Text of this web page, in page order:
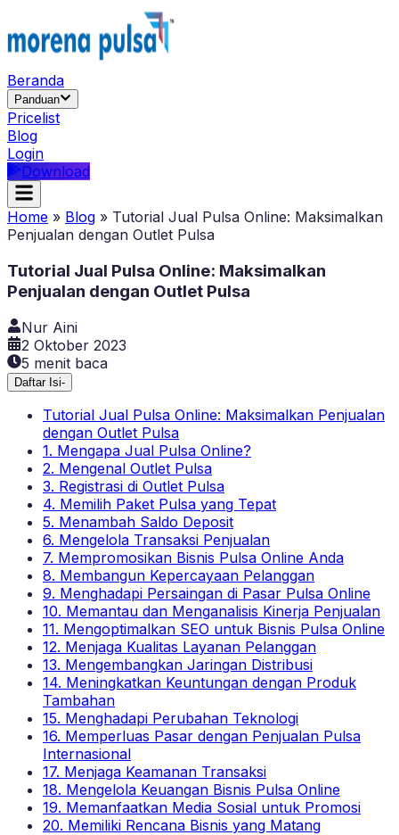
Beranda
Panduan
Pricelist
Blog
Login
Download
Home » Blog » Tutorial Jual Pulsa Online: Maksimalkan
Penjualan dengan Outlet Pulsa
Tutorial Jual Pulsa Online: Maksimalkan
Penjualan dengan Outlet Pulsa
Nur Aini
2 Oktober 2023
5 menit baca
Daftar Isi-
Tutorial Jual Pulsa Online: Maksimalkan Penjualan
dengan Outlet Pulsa
1. Mengapa Jual Pulsa Online?
2. Mengenal Outlet Pulsa
3. Registrasi di Outlet Pulsa
4. Memilih Paket Pulsa yang Tepat
5. Menambah Saldo Deposit
6. Mengelola Transaksi Penjualan
7. Mempromosikan Bisnis Pulsa Online Anda
8. Membangun Kepercayaan Pelanggan
9. Menghadapi Persaingan di Pasar Pulsa Online
10. Memantau dan Menganalisis Kinerja Penjualan
11. Mengoptimalkan SEO untuk Bisnis Pulsa Online
12. Menjaga Kualitas Layanan Pelanggan
13. Mengembangkan Jaringan Distribusi
14. Meningkatkan Keuntungan dengan Produk
Tambahan
15. Menghadapi Perubahan Teknologi
16. Memperluas Pasar dengan Penjualan Pulsa
Internasional
17. Menjaga Keamanan Transaksi
18. Mengelola Keuangan Bisnis Pulsa Online
19. Memanfaatkan Media Sosial untuk Promosi
20. Memiliki Rencana Bisnis yang Matang